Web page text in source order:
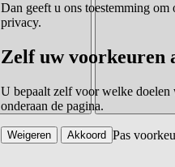
Dan geeft u ons toestemming
privacy.
Zelf uw voorkeuren
U bepaalt zelf voor welke
onderaan de pagina.
Pas
Weigeren Akkoord